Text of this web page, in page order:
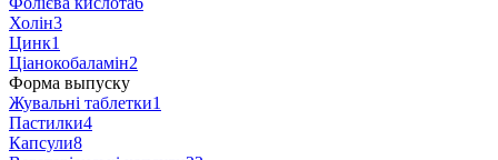
Холін3
Цинк1
Ціанокобаламін2
Форма выпуску
Жувальні таблетки1
Пастилки4
Капсули8